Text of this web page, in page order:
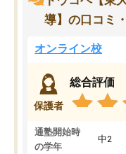
導】の口コミ
オンライン校
保護者
総合評価
通塾開始時
の学年
中2